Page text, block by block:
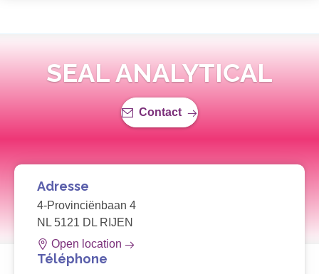
SEAL ANALYTICAL
Contact
Adresse
4-Provinciënbaan 4
NL 5121 DL RIJEN
Open location
Téléphone